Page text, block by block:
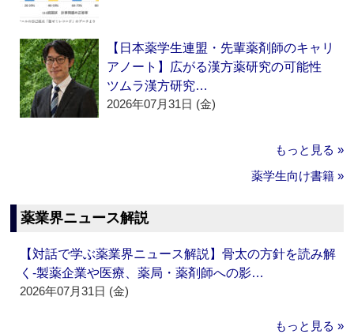
【日本薬学生連盟・先輩薬剤師のキャリ
アノート】広がる漢方薬研究の可能性
ツムラ漢方研究…
2026年07月31日 (金)
もっと見る »
薬学生向け書籍 »
薬業界ニュース解説
【対話で学ぶ薬業界ニュース解説】骨太の方針を読み解
く‐製薬企業や医療、薬局・薬剤師への影…
2026年07月31日 (金)
もっと見る »